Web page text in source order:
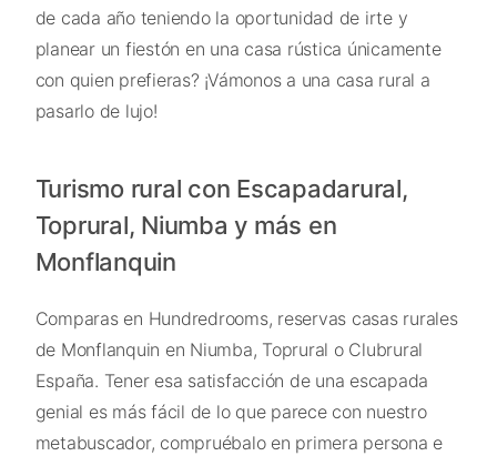
de cada año teniendo la oportunidad de irte y
planear un fiestón en una casa rústica únicamente
con quien prefieras? ¡Vámonos a una casa rural a
pasarlo de lujo!
Turismo rural con Escapadarural,
Toprural, Niumba y más en
Monflanquin
Comparas en Hundredrooms, reservas casas rurales
de Monflanquin en Niumba, Toprural o Clubrural
España. Tener esa satisfacción de una escapada
genial es más fácil de lo que parece con nuestro
metabuscador, compruébalo en primera persona e